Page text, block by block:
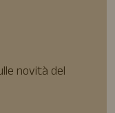
novità del